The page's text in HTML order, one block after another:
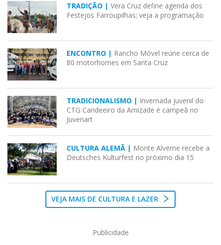
TRADIÇÃO | Vera Cruz define agenda dos
Festejos Farroupilhas; veja a programação
ENCONTRO | Rancho Móvel reúne cerca de
80 motorhomes em Santa Cruz
TRADICIONALISMO | Invernada juvenil do
CTG Candeeiro da Amizade é campeã no
Juvenart
CULTURA ALEMÃ | Monte Alverne recebe a
Deutsches Kulturfest no próximo dia 15
VEJA MAIS DE CULTURA E LAZER
Publicidade